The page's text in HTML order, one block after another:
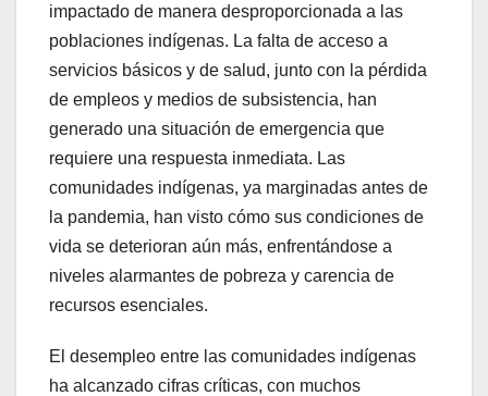
impactado de manera desproporcionada a las
poblaciones indígenas. La falta de acceso a
servicios básicos y de salud, junto con la pérdida
de empleos y medios de subsistencia, han
generado una situación de emergencia que
requiere una respuesta inmediata. Las
comunidades indígenas, ya marginadas antes de
la pandemia, han visto cómo sus condiciones de
vida se deterioran aún más, enfrentándose a
niveles alarmantes de pobreza y carencia de
recursos esenciales.
El desempleo entre las comunidades indígenas
ha alcanzado cifras críticas, con muchos